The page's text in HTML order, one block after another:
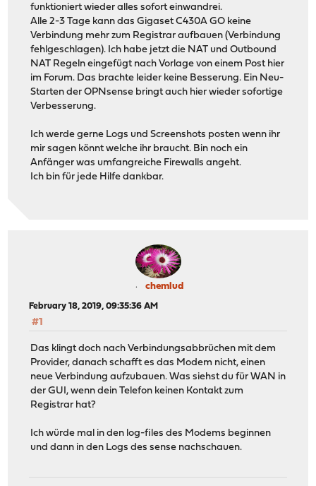
funktioniert wieder alles sofort einwandrei.
Alle 2-3 Tage kann das Gigaset C430A GO keine
Verbindung mehr zum Registrar aufbauen (Verbindung
fehlgeschlagen). Ich habe jetzt die NAT und Outbound
NAT Regeln eingefügt nach Vorlage von einem Post hier
im Forum. Das brachte leider keine Besserung. Ein Neu-
Starten der OPNsense bringt auch hier wieder sofortige
Verbesserung.
Ich werde gerne Logs und Screenshots posten wenn ihr
mir sagen könnt welche ihr braucht. Bin noch ein
Anfänger was umfangreiche Firewalls angeht.
Ich bin für jede Hilfe dankbar.
chemlud
February 18, 2019, 09:35:36 AM
#1
Das klingt doch nach Verbindungsabbrüchen mit dem
Provider, danach schafft es das Modem nicht, einen
neue Verbindung aufzubauen. Was siehst du für WAN in
der GUI, wenn dein Telefon keinen Kontakt zum
Registrar hat?
Ich würde mal in den log-files des Modems beginnen
und dann in den Logs des sense nachschauen.